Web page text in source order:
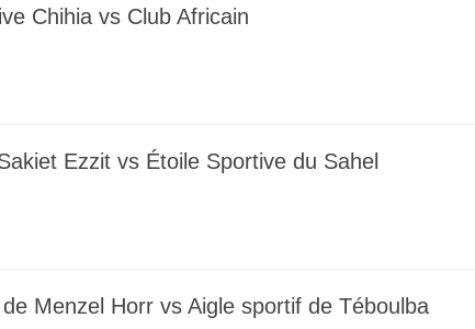
Chihia vs Club Africain
Ezzit vs Étoile Sportive du Sahel
Menzel Horr vs Aigle sportif de Téboulba